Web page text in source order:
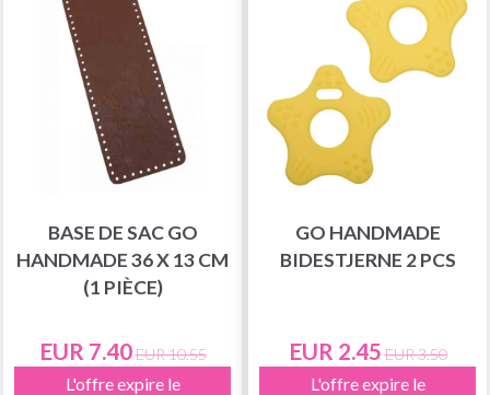
BASE DE SAC GO
HANDMADE 36 X 13 CM
(1 PIÈCE)
EUR 7.40EUR 10.55
L'offre expire le
GO HANDMADE
BIDESTJERNE 2 PCS
EUR 2.45 EUR 3.50
L'offre expire le